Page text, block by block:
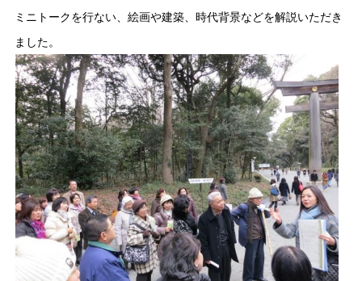
ミニトークを行ない、絵画や建築、時代背景などを解説いただき
ました。